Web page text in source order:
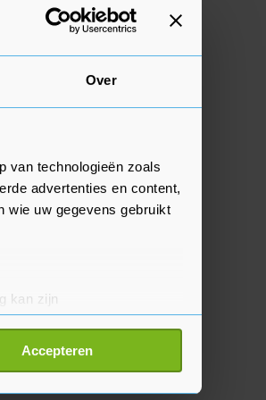
Over
van technologieën zoals
advertenties en content,
wie uw gegevens gebruikt
kan zijn
detailgedeelte
Accepteren